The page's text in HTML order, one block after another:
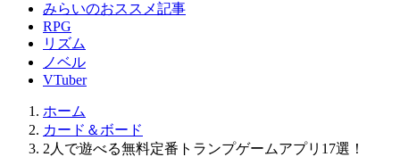
みらいのおススメ記事
RPG
リズム
ノベル
VTuber
ホーム
カード＆ボード
2人で遊べる無料定番トランプゲームアプリ17選！